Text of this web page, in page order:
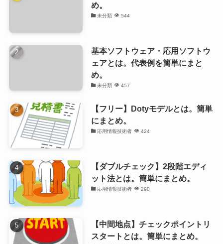
め。
未分類 544
基本ソフトウェア・応用ソフトウ
ェアとは。代表例を簡単にまと
め。
未分類 457
【フリー】Dotyモデルとは。簡単
にまとめ。
応用情報技術者 424
【ダブルチェック】2段階エディ
ット法とは。簡単にまとめ。
応用情報技術者 290
【中間地点】チェックポイントリ
スタートとは。簡単にまとめ。